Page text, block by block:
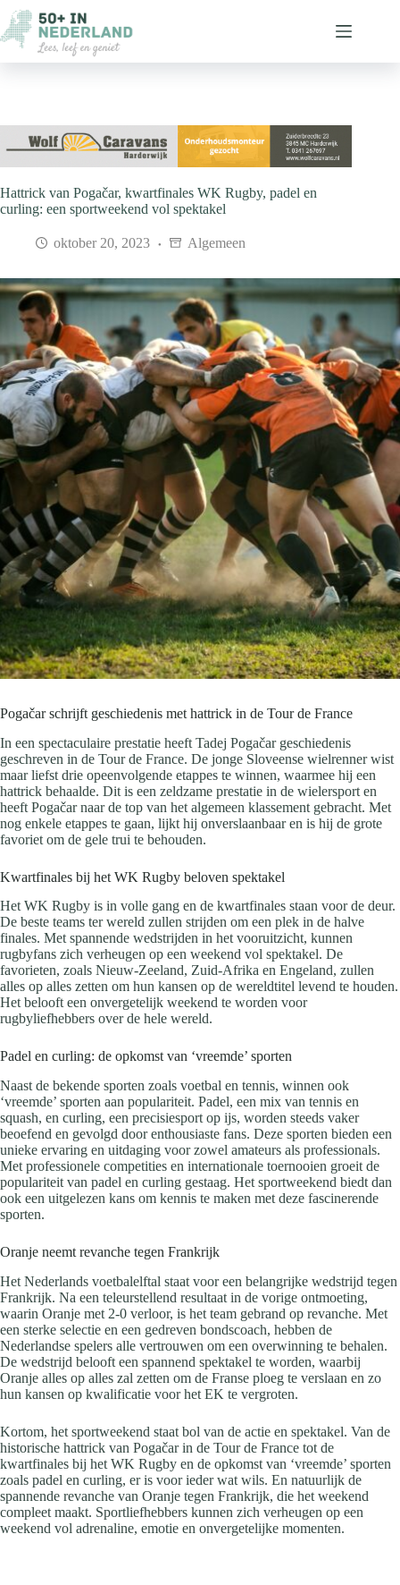
naar
de
inhoud
Hattrick van Pogačar, kwartfinales WK Rugby, padel en
curling: een sportweekend vol spektakel
oktober 20, 2023 Algemeen
Pogačar schrijft geschiedenis met hattrick in de Tour de France
In een spectaculaire prestatie heeft Tadej Pogačar geschiedenis
geschreven in de Tour de France. De jonge Sloveense wielrenner wist
maar liefst drie opeenvolgende etappes te winnen, waarmee hij een
hattrick behaalde. Dit is een zeldzame prestatie in de wielersport en
heeft Pogačar naar de top van het algemeen klassement gebracht. Met
nog enkele etappes te gaan, lijkt hij onverslaanbaar en is hij de grote
favoriet om de gele trui te behouden.
Kwartfinales bij het WK Rugby beloven spektakel
Het WK Rugby is in volle gang en de kwartfinales staan voor de deur.
De beste teams ter wereld zullen strijden om een plek in de halve
finales. Met spannende wedstrijden in het vooruitzicht, kunnen
rugbyfans zich verheugen op een weekend vol spektakel. De
favorieten, zoals Nieuw-Zeeland, Zuid-Afrika en Engeland, zullen
alles op alles zetten om hun kansen op de wereldtitel levend te houden.
Het belooft een onvergetelijk weekend te worden voor
rugbyliefhebbers over de hele wereld.
Padel en curling: de opkomst van ‘vreemde’ sporten
Naast de bekende sporten zoals voetbal en tennis, winnen ook
‘vreemde’ sporten aan populariteit. Padel, een mix van tennis en
squash, en curling, een precisiesport op ijs, worden steeds vaker
beoefend en gevolgd door enthousiaste fans. Deze sporten bieden een
unieke ervaring en uitdaging voor zowel amateurs als professionals.
Met professionele competities en internationale toernooien groeit de
populariteit van padel en curling gestaag. Het sportweekend biedt dan
ook een uitgelezen kans om kennis te maken met deze fascinerende
sporten.
Oranje neemt revanche tegen Frankrijk
Het Nederlands voetbalelftal staat voor een belangrijke wedstrijd tegen
Frankrijk. Na een teleurstellend resultaat in de vorige ontmoeting,
waarin Oranje met 2-0 verloor, is het team gebrand op revanche. Met
een sterke selectie en een gedreven bondscoach, hebben de
Nederlandse spelers alle vertrouwen om een overwinning te behalen.
De wedstrijd belooft een spannend spektakel te worden, waarbij
Oranje alles op alles zal zetten om de Franse ploeg te verslaan en zo
hun kansen op kwalificatie voor het EK te vergroten.
Kortom, het sportweekend staat bol van de actie en spektakel. Van de
historische hattrick van Pogačar in de Tour de France tot de
kwartfinales bij het WK Rugby en de opkomst van ‘vreemde’ sporten
zoals padel en curling, er is voor ieder wat wils. En natuurlijk de
spannende revanche van Oranje tegen Frankrijk, die het weekend
compleet maakt. Sportliefhebbers kunnen zich verheugen op een
weekend vol adrenaline, emotie en onvergetelijke momenten.